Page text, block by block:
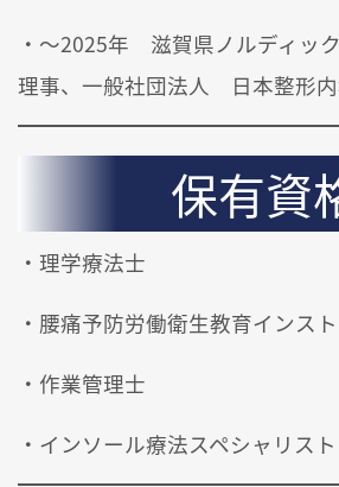
・～2025年 滋賀県ノルディッ
理事、一般社団法人 日本整形
保有資
・理学療法士
・腰痛予防労働衛生教育インス
・作業管理士
・インソール療法スペシャリスト